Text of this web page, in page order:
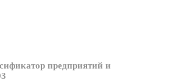
предприятий и